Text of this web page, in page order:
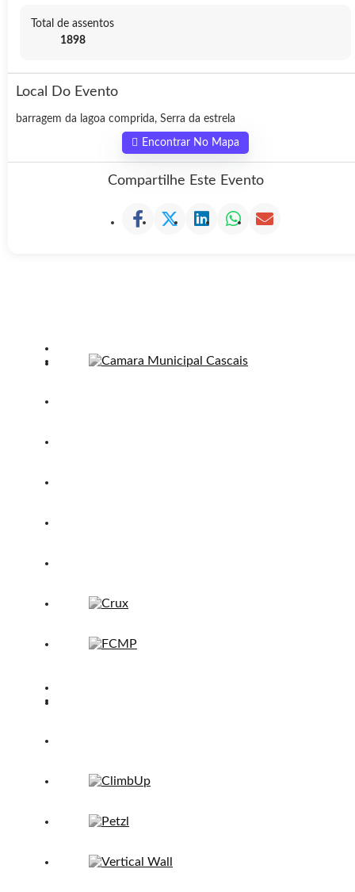
Total de assentos
1898
Local Do Evento
barragem da lagoa comprida, Serra da estrela
Encontrar No Mapa
Compartilhe Este Evento